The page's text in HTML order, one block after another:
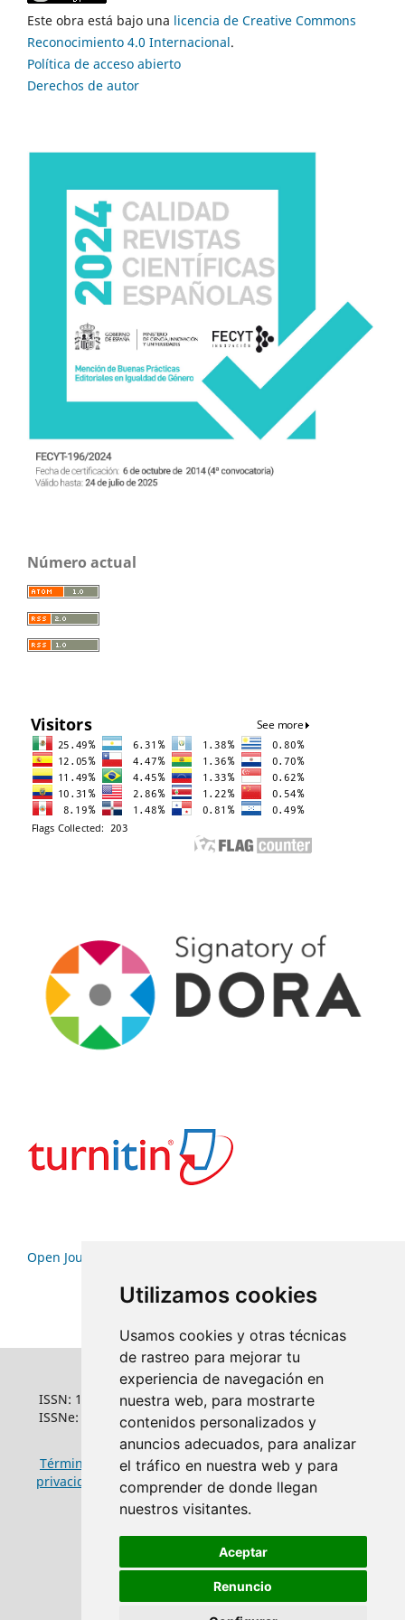
Utilizamos cookies
Usamos cookies y otras técnicas
de rastreo para mejorar tu
experiencia de navegación en
nuestra web, para mostrarte
contenidos personalizados y
anuncios adecuados, para analizar
el tráfico en nuestra web y para
comprender de donde llegan
nuestros visitantes.
Aceptar
Renuncio
Este obra está bajo una licencia de Creative Commons
Reconocimiento 4.0 Internacional.
Política de acceso abierto
Derechos de autor
Número actual
Open Journal Systems
ISSN: 1022-6508
ISSNe: 1681-5653
Términos y condiciones de uso|Política de
privacidad
Política de cookies